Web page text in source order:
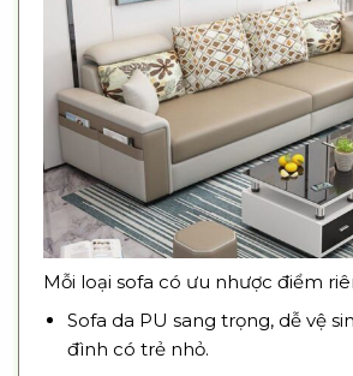
Mỗi loại sofa có ưu nhược điểm
Sofa da PU sang trọng, dễ vệ
đình có trẻ nhỏ.